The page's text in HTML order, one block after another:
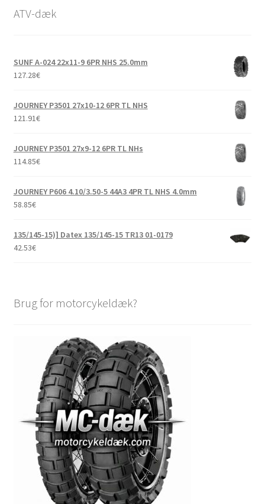
16″ ATV-dæk
Udfold
Dækslanger
Udfold
Vejledning
Udfold
ATV-dæk
SUNF A-024 22x11-9 6PR NHS 25.0mm
127.28€
JOURNEY P3501 27x10-12 6PR TL NHS
121.91€
JOURNEY P3501 27x9-12 6PR TL NHs
114.85€
JOURNEY P606 4.10/3.50-5 44A3 4PR TL NHS 4.0mm
58.85€
135/145-15)] Datex 135/145-15 TR13 01-0179
42.53€
Brug for motorcykeldæk?